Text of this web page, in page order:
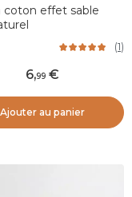
coton effet sable
(1)
6,99
Ajouter au panier